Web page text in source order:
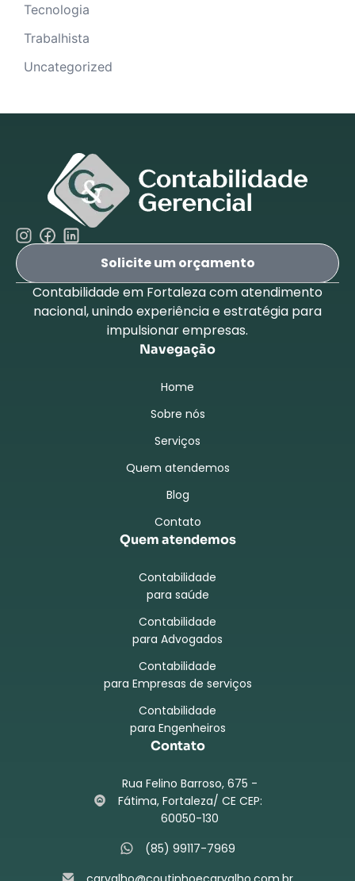
Tecnologia
Trabalhista
Uncategorized
Solicite um orçamento
Contabilidade em Fortaleza com atendimento
nacional, unindo experiência e estratégia para
impulsionar empresas.
Navegação
Home
Sobre nós
Serviços
Quem atendemos
Blog
Contato
Quem atendemos
Contabilidade
para saúde
Contabilidade
para Advogados
Contabilidade
para Empresas de serviços
Contabilidade
para Engenheiros
Contato
Rua Felino Barroso, 675 -
Fátima, Fortaleza/ CE CEP:
60050-130
(85) 99117-7969